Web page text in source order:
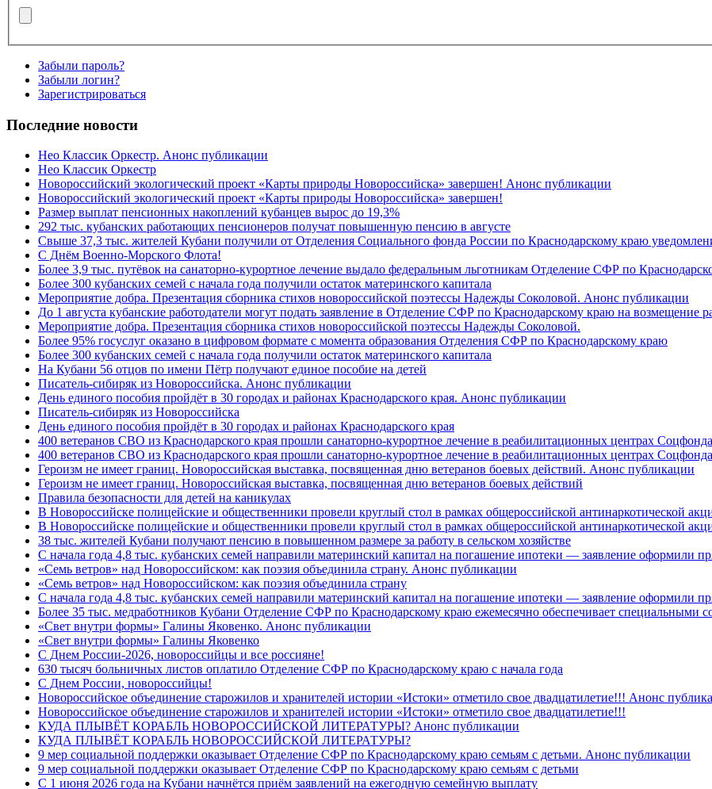
Забыли пароль?
Забыли логин?
Зарегистрироваться
Последние новости
Нео Классик Оркестр. Анонс публикации
Нео Классик Оркестр
Новороссийский экологический проект «Карты природы Новороссийска» завершен! Анонс публикации
Новороссийский экологический проект «Карты природы Новороссийска» завершен!
Размер выплат пенсионных накоплений кубанцев вырос до 19,3%
292 тыс. кубанских работающих пенсионеров получат повышенную пенсию в августе
Свыше 37,3 тыс. жителей Кубани получили от Отделения Социального фонда России по Краснодарскому краю
C Днём Военно-Морского Флота!
Более 3,9 тыс. путёвок на санаторно-курортное лечение выдало федеральным льготникам Отделение СФР по
Более 300 кубанских семей с начала года получили остаток материнского капитала
Мероприятие добра. Презентация сборника стихов новороссийской поэтессы Надежды Соколовой. Анонс публикации
До 1 августа кубанские работодатели могут подать заявление в Отделение СФР по Краснодарскому краю на возмещение
Мероприятие добра. Презентация сборника стихов новороссийской поэтессы Надежды Соколовой.
Более 95% госуслуг оказано в цифровом формате с момента образования Отделения СФР по Краснодарскому краю
Более 300 кубанских семей с начала года получили остаток материнского капитала
На Кубани 56 отцов по имени Пётр получают единое пособие на детей
Писатель-сибиряк из Новороссийска. Анонс публикации
День единого пособия пройдёт в 30 городах и районах Краснодарского края. Анонс публикации
Писатель-сибиряк из Новороссийска
День единого пособия пройдёт в 30 городах и районах Краснодарского края
400 ветеранов СВО из Краснодарского края прошли санаторно-курортное лечение в реабилитационных центрах
400 ветеранов СВО из Краснодарского края прошли санаторно-курортное лечение в реабилитационных центрах Соцфонда
Героизм не имеет границ. Новороссийская выставка, посвященная дню ветеранов боевых действий. Анонс публикации
Героизм не имеет границ. Новороссийская выставка, посвященная дню ветеранов боевых действий
Правила безопасности для детей на каникулах
В Новороссийске полицейские и общественники провели круглый стол в рамках общероссийской антинаркотической
В Новороссийске полицейские и общественники провели круглый стол в рамках общероссийской антинаркотической
38 тыс. жителей Кубани получают пенсию в повышенном размере за работу в сельском хозяйстве
С начала года 4,8 тыс. кубанских семей направили материнский капитал на погашение ипотеки — заявление оформили
«Семь ветров» над Новороссийском: как поэзия объединила страну. Анонс публикации
«Семь ветров» над Новороссийском: как поэзия объединила страну
С начала года 4,8 тыс. кубанских семей направили материнский капитал на погашение ипотеки — заявление оформили
Более 35 тыс. медработников Кубани Отделение СФР по Краснодарскому краю ежемесячно обеспечивает специальными
«Свет внутри формы» Галины Яковенко. Анонс публикации
«Свет внутри формы» Галины Яковенко
C Днем России-2026, новороссийцы и все россияне!
630 тысяч больничных листов оплатило Отделение СФР по Краснодарскому краю с начала года
C Днем России, новороссийцы!
Новороссийское объединение старожилов и хранителей истории «Истоки» отметило свое двадцатилетие!!! Анонс
Новороссийское объединение старожилов и хранителей истории «Истоки» отметило свое двадцатилетие!!!
КУДА ПЛЫВЁТ КОРАБЛЬ НОВОРОССИЙСКОЙ ЛИТЕРАТУРЫ? Анонс публикации
КУДА ПЛЫВЁТ КОРАБЛЬ НОВОРОССИЙСКОЙ ЛИТЕРАТУРЫ?
9 мер социальной поддержки оказывает Отделение СФР по Краснодарскому краю семьям с детьми. Анонс публикации
9 мер социальной поддержки оказывает Отделение СФР по Краснодарскому краю семьям с детьми
С 1 июня 2026 года на Кубани начнётся приём заявлений на ежегодную семейную выплату